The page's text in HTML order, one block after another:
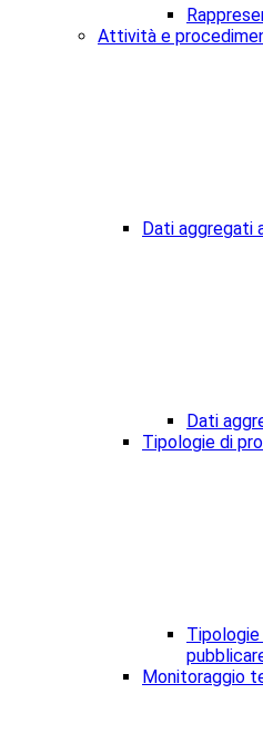
Attività e
Dati aggregati
Dati
Tipologie di
Monitoraggio